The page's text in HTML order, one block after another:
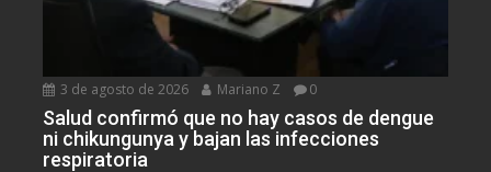
3 de agosto de 2026 Mariano Z 0
Salud confirmó que no hay casos de dengue
ni chikungunya y bajan las infecciones
respiratoria